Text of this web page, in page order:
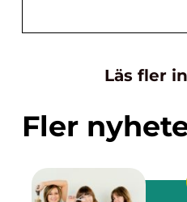
Läs fler
Fler